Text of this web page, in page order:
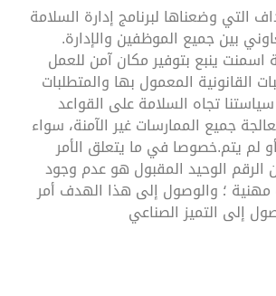
التي وضعناها لبرنامج إدارة السلامة
بين جميع الموظفين والإدارة.
اسمنت ينبع بتوفير مكان آمن للعمل
القانونية المعمول بها والمتطلبات
تجاه السلامة على القواعد
جميع الممارسات غير الآمنة، سواء
لم يتم.خصوصا في ما يتعلق الأمر
الرقم الوحيد المقبول هو عدم وجود
مهنية ؛ والوصول إلى هذا الهدف أمر
إلى التميز الصناعي